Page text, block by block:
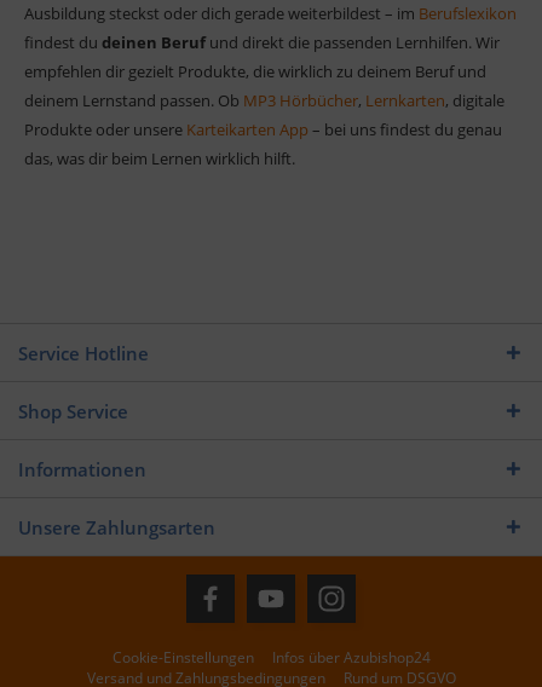
Ausbildung steckst oder dich gerade weiterbildest – im Berufslexikon
findest du deinen Berufund direkt die passenden Lernhilfen. Wir
empfehlen dir gezielt Produkte, die wirklich zu deinem Beruf und
deinem Lernstand passen. Ob MP3 Hörbücher, Lernkarten, digitale
Produkte oder unsere Karteikarten App – bei uns findest du genau
das, was dir beim Lernen wirklich hilft.
Service Hotline
Shop Service
Informationen
Unsere Zahlungsarten
Cookie-Einstellungen
Infos über Azubishop24
Versand und Zahlungsbedingungen
Rund um DSGVO